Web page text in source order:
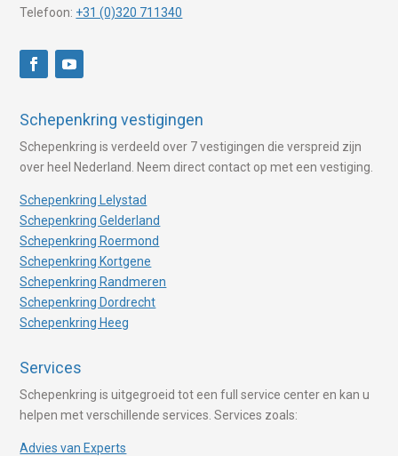
Telefoon: +31 (0)320 711340
Schepenkring vestigingen
Schepenkring is verdeeld over 7 vestigingen die verspreid zijn
over heel Nederland. Neem direct contact op met een vestiging.
Schepenkring Lelystad
Schepenkring Gelderland
Schepenkring Roermond
Schepenkring Kortgene
Schepenkring Randmeren
Schepenkring Dordrecht
Schepenkring Heeg
Services
Schepenkring is uitgegroeid tot een full service center en kan u
helpen met verschillende services. Services zoals:
Advies van Experts